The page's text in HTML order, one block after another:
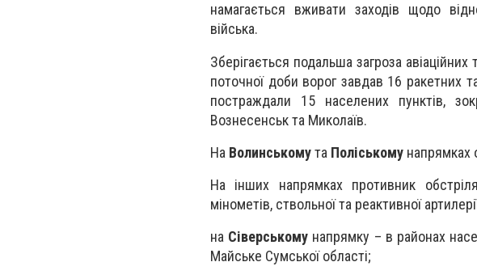
намагається вживати заходів щодо
війська.
Зберігається подальша загроза
поточної доби ворог завдав 16 ракетних
постраждали 15 населених пунктів,
Вознесенськ та Миколаїв.
На Волинськомута Поліському напрямках
На інших напрямках противник
мінометів, ствольної та реактивної
на Сіверському напрямку – в районах
Майське Сумської області;